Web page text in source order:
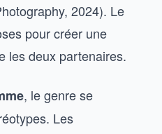
2024). Le
pour créer une
les deux partenaires.
, le genre se
Les